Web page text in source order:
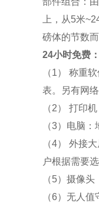
上，从5米
磅体的节数
24小时免费
（1） 称重
表。另有网
（2） 打印
（3）电脑
（4） 外接
户根据需要
（5）摄像
（6）无人